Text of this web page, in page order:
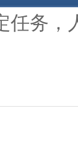
任务，